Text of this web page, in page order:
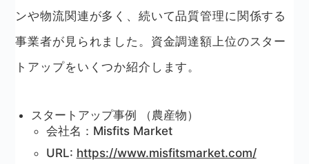
ンや物流関連が多く、続いて品質管理に関係する
事業者が見られました。資金調達額上位のスター
トアップをいくつか紹介します。
スタートアップ事例 （農産物）
会社名：Misfits Market
URL: https://www.misfitsmarket.com/